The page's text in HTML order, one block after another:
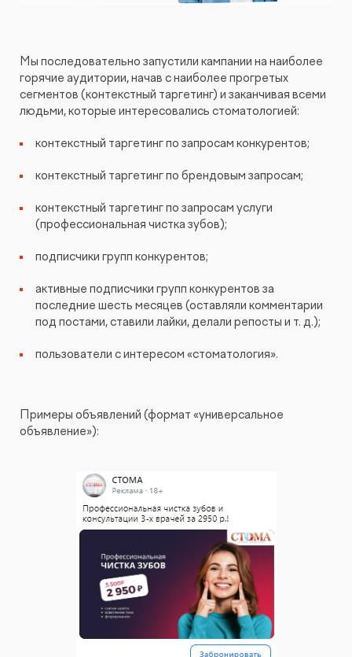
Мы последовательно запустили кампании на наиболее
горячие аудитории, начав с наиболее прогретых
сегментов (контекстный таргетинг) и заканчивая всеми
людьми, которые интересовались стоматологией:
контекстный таргетинг по запросам конкурентов;
контекстный таргетинг по брендовым запросам;
контекстный таргетинг по запросам услуги
(профессиональная чистка зубов);
подписчики групп конкурентов;
активные подписчики групп конкурентов за
последние шесть месяцев (оставляли комментарии
под постами, ставили лайки, делали репосты и т. д.);
пользователи с интересом «стоматология».
Примеры объявлений (формат «универсальное
объявление»):